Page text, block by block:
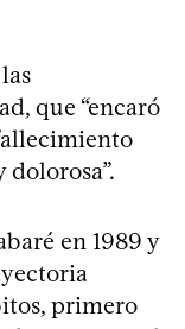
que “encaró
en 1989 y
primero